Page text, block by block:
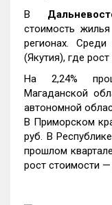
В
стоимость
регионах.
(Якутия), где
На 2,24%
Магаданской
автономной
В Приморском
руб. В
прошлом
рост стоимости —